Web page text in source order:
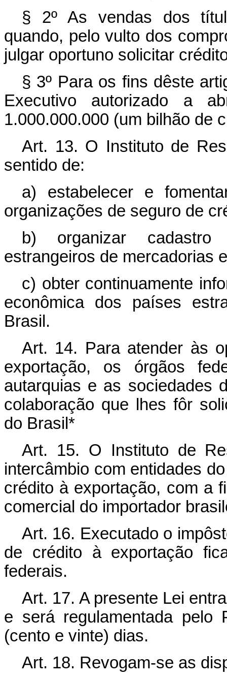
§ 2º As vendas dos
quando, pelo vulto dos
julgar oportuno solicitar
§ 3º Para os fins dêste
Executivo autorizado a
1.000.000.000 (um bilhão de
Art. 13. O Instituto de
sentido de:
a) estabelecer e
organizações de seguro de
b) organizar cadastro
estrangeiros de mercadorias
c) obter continuamente
econômica dos países
Brasil.
Art. 14. Para atender às
exportação, os órgãos
autarquias e as sociedades
colaboração que lhes fôr
do Brasil*
Art. 15. O Instituto de
intercâmbio com entidades
crédito à exportação, com a
comercial do importador
Art. 16. Executado o
de crédito à exportação
federais.
Art. 17. A presente Lei
e será regulamentada pelo
(cento e vinte) dias.
Art. 18. Revogam-se as